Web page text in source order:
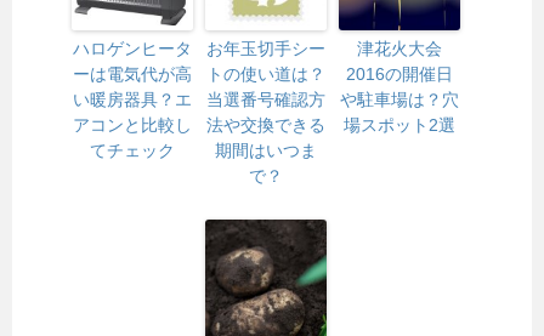
ハロゲンヒータ
ーは電気代が高
い暖房器具？エ
アコンと比較し
てチェック
お年玉切手シー
トの使い道は？
当選番号確認方
法や交換できる
期間はいつま
で？
津花火大会
2016の開催日
や駐車場は？穴
場スポット2選